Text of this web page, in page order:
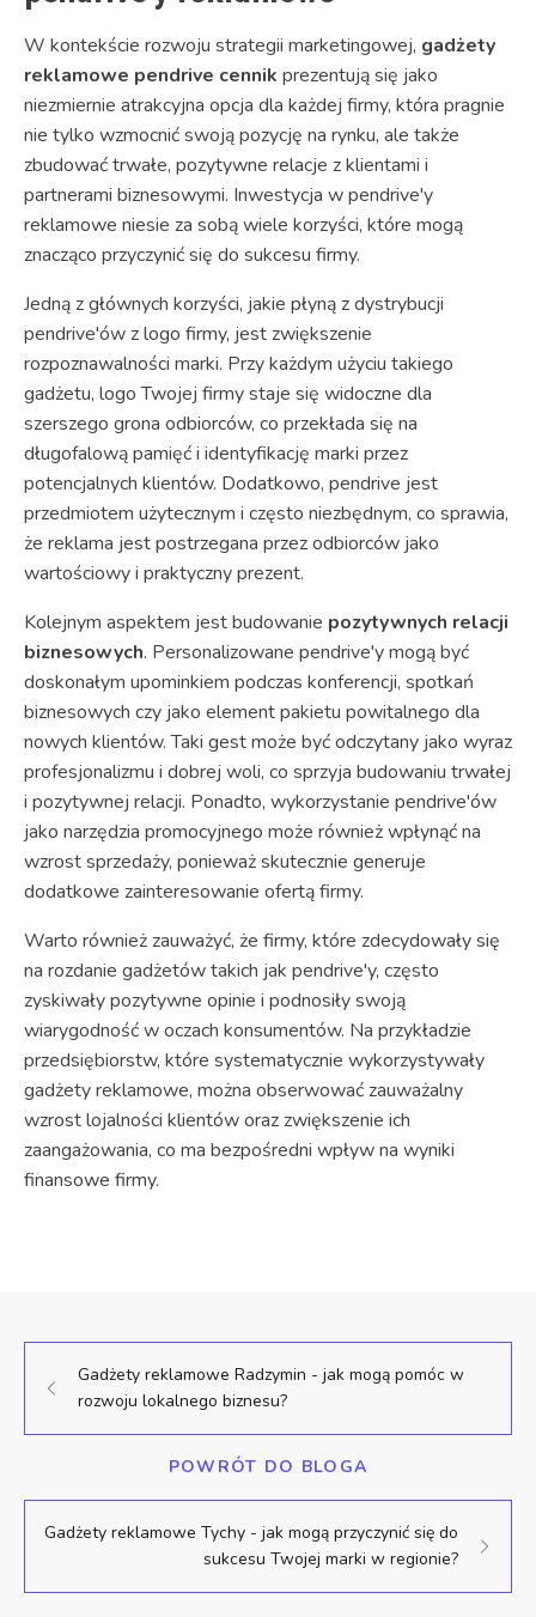
W kontekście rozwoju strategii marketingowej, gadżety
reklamowe pendrive cennik prezentują się jako
niezmiernie atrakcyjna opcja dla każdej firmy, która pragnie
nie tylko wzmocnić swoją pozycję na rynku, ale także
zbudować trwałe, pozytywne relacje z klientami i
partnerami biznesowymi. Inwestycja w pendrive'y
reklamowe niesie za sobą wiele korzyści, które mogą
znacząco przyczynić się do sukcesu firmy.
Jedną z głównych korzyści, jakie płyną z dystrybucji
pendrive'ów z logo firmy, jest zwiększenie
rozpoznawalności marki. Przy każdym użyciu takiego
gadżetu, logo Twojej firmy staje się widoczne dla
szerszego grona odbiorców, co przekłada się na
długofalową pamięć i identyfikację marki przez
potencjalnych klientów. Dodatkowo, pendrive jest
przedmiotem użytecznym i często niezbędnym, co sprawia,
że reklama jest postrzegana przez odbiorców jako
wartościowy i praktyczny prezent.
Kolejnym aspektem jest budowanie pozytywnych relacji
biznesowych. Personalizowane pendrive'y mogą być
doskonałym upominkiem podczas konferencji, spotkań
biznesowych czy jako element pakietu powitalnego dla
nowych klientów. Taki gest może być odczytany jako wyraz
profesjonalizmu i dobrej woli, co sprzyja budowaniu trwałej
i pozytywnej relacji. Ponadto, wykorzystanie pendrive'ów
jako narzędzia promocyjnego może również wpłynąć na
wzrost sprzedaży, ponieważ skutecznie generuje
dodatkowe zainteresowanie ofertą firmy.
Warto również zauważyć, że firmy, które zdecydowały się
na rozdanie gadżetów takich jak pendrive'y, często
zyskiwały pozytywne opinie i podnosiły swoją
wiarygodność w oczach konsumentów. Na przykładzie
przedsiębiorstw, które systematycznie wykorzystywały
gadżety reklamowe, można obserwować zauważalny
wzrost lojalności klientów oraz zwiększenie ich
zaangażowania, co ma bezpośredni wpływ na wyniki
finansowe firmy.
Gadżety reklamowe Radzymin - jak mogą pomóc w
rozwoju lokalnego biznesu?
POWRÓT DO BLOGA
Gadżety reklamowe Tychy - jak mogą przyczynić się do
sukcesu Twojej marki w regionie?